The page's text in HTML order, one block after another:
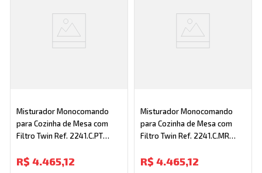
Misturador Monocomando
para Cozinha de Mesa com
Filtro Twin Ref. 2241.C.PT
R$ 4.465,12
Misturador Monocomando
para Cozinha de Mesa com
Filtro Twin Ref. 2241.C.MR
R$ 4.465,12